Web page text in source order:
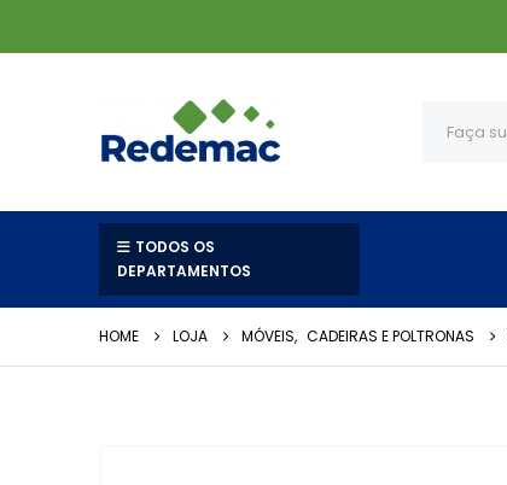
TODOS OS
DEPARTAMENTOS
HOME LOJA MÓVEIS, CADEIRAS E POLTRONAS